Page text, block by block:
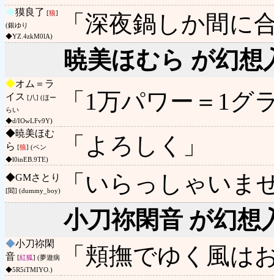
◆獏良了 [狼]
(銀ゆり
◆YZ.4zkM0lA)
「深夜鍋しか間に
暁美ほむら が幻想
◆オム＝ラ
イス [八] (ほー
らい
◆d/IOwLFv9Y)
「1万パワー＝1グ
◆暁美ほむ
ら [狼] (ベン
◆l0inEB.9TE)
「よろしく」
◆GMさとり
[閻] (dummy_boy)
「いらっしゃいま
小刀祢閑音 が幻想
◆小刀祢閑
音 [紅狐] (夢遊病
◆5R5iTMIYO.)
「頬撫でゆく風は